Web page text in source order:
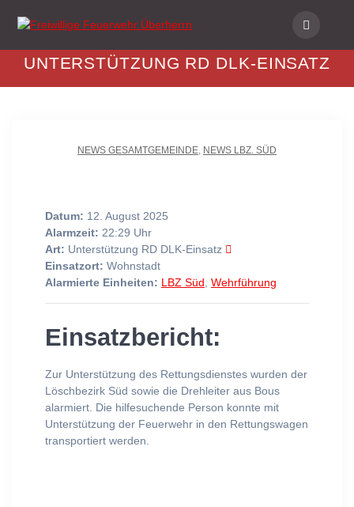
to
UNTERSTÜTZUNG RD DLK-EINSATZ
NEWS GESAMTGEMEINDE, NEWS LBZ. SÜD
Datum: 12. August 2025
Alarmzeit: 22:29 Uhr
Art: Unterstützung RD DLK-Einsatz
Einsatzort: Wohnstadt
Alarmierte Einheiten: LBZ Süd Wehrführung
Einsatzbericht:
Zur Unterstützung des Rettungsdienstes wurden der
Löschbezirk Süd sowie die Drehleiter aus Bous
alarmiert. Die hilfesuchende Person konnte mit
Unterstützung der Feuerwehr in den Rettungswagen
transportiert werden.